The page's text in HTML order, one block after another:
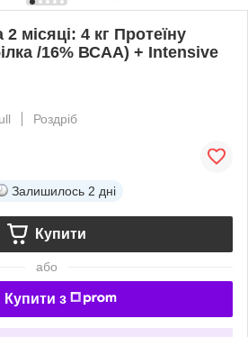
місяці: 4 кг Протеїну
/16% ВСАА) + Intensive
Роздріб
Залишилось 2 дні
Купити
або
Купити з